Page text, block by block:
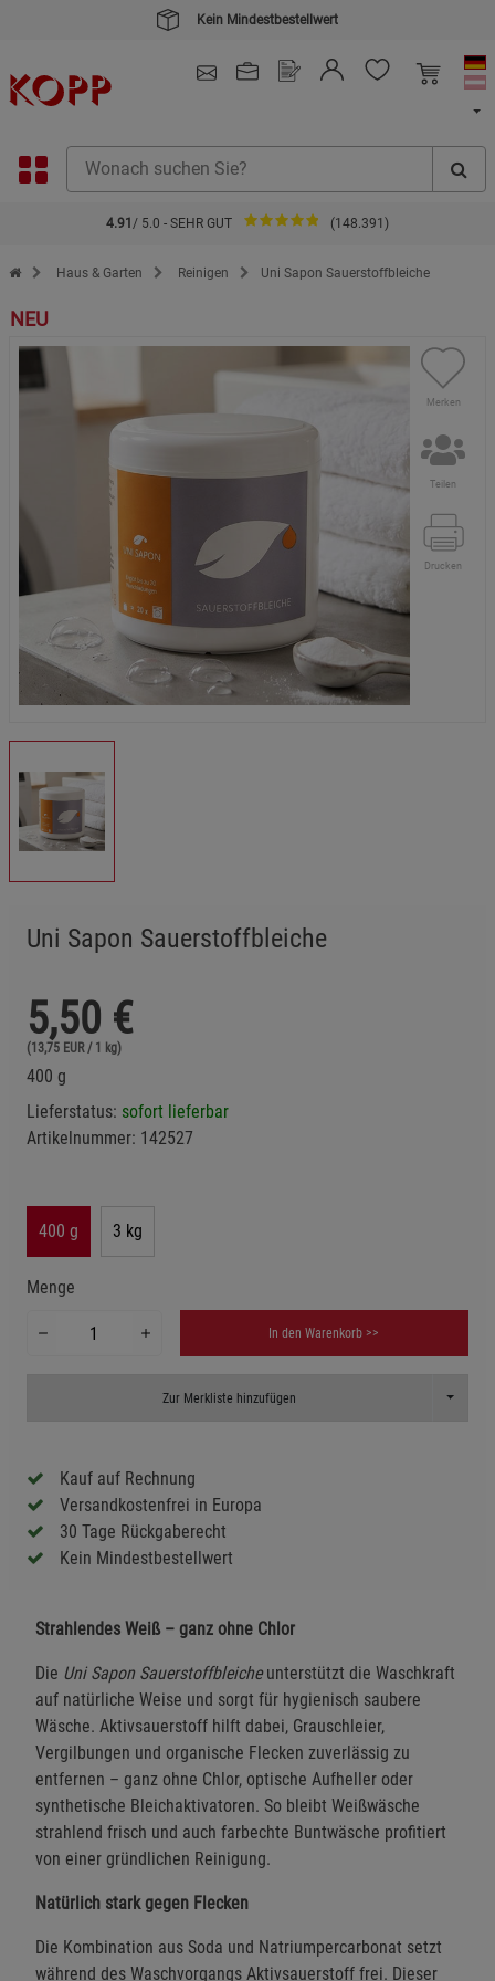
Kein Mindestbestellwert
4.91 / 5.0 - SEHR GUT (148.391)
Zur Startseite des Kopp Verlag Online-Shop
Haus & Garten Reinigen Uni Sapon Sauerstoffbleiche
NEU
Merken
Teilen
Drucken
Uni Sapon Sauerstoffbleiche
5,50 €
(13,75 EUR / 1 kg)
400 g
Lieferstatus: sofort lieferbar
Artikelnummer: 142527
400 g 3 kg
Menge
In den Warenkorb >>
Zur Merkliste hinzufügen Toggle
Kauf auf Rechnung
Versandkostenfrei in Europa
30 Tage Rückgaberecht
Kein Mindestbestellwert
Strahlendes Weiß – ganz ohne Chlor
Die Uni Sapon Sauerstoffbleicheunterstützt die Waschkraft
auf natürliche Weise und sorgt für hygienisch saubere
Wäsche. Aktivsauerstoff hilft dabei, Grauschleier,
Vergilbungen und organische Flecken zuverlässig zu
entfernen – ganz ohne Chlor, optische Aufheller oder
synthetische Bleichaktivatoren. So bleibt Weißwäsche
strahlend frisch und auch farbechte Buntwäsche profitiert
von einer gründlichen Reinigung.
Natürlich stark gegen Flecken
Die Kombination aus Soda und Natriumpercarbonat setzt
während des Waschvorgangs Aktivsauerstoff frei. Dieser